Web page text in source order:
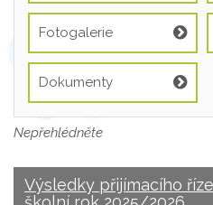
Fotogalerie
Dokumenty
Nepřehlédněte
Výsledky přijímacího